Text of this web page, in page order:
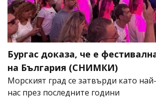
Бургас доказа, че е
на България (СНИМКИ)
Морският град се затвърди като
нас през последните години